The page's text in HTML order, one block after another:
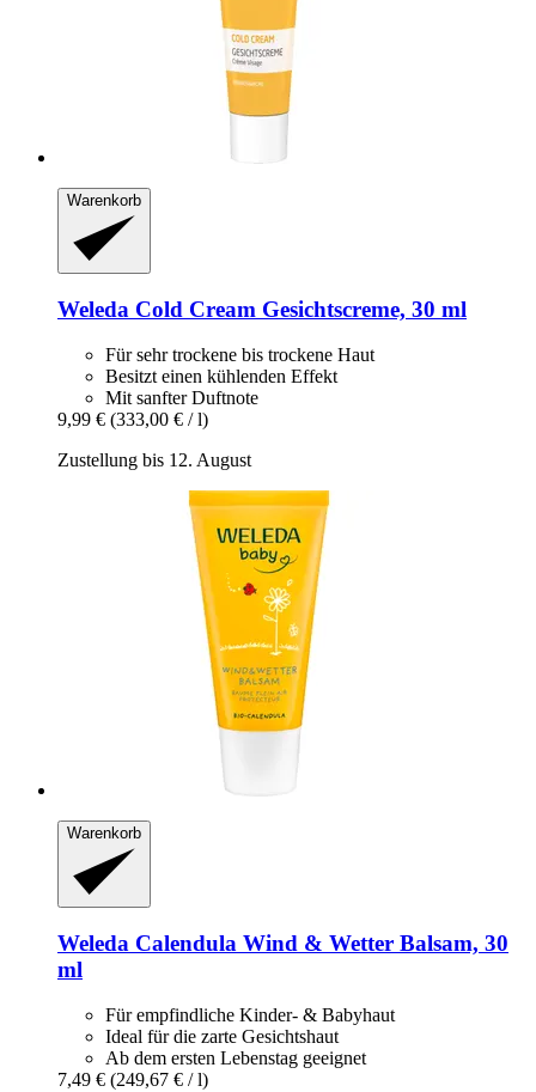
Warenkorb
Weleda Cold Cream Gesichtscreme, 30 ml
Für sehr trockene bis trockene Haut
Besitzt einen kühlenden Effekt
Mit sanfter Duftnote
9,99 € (333,00 € / l)
Zustellung bis 12. August
Warenkorb
Weleda Calendula Wind & Wetter Balsam, 30
ml
Für empfindliche Kinder- & Babyhaut
Ideal für die zarte Gesichtshaut
Ab dem ersten Lebenstag geeignet
7,49 € (249,67 € / l)